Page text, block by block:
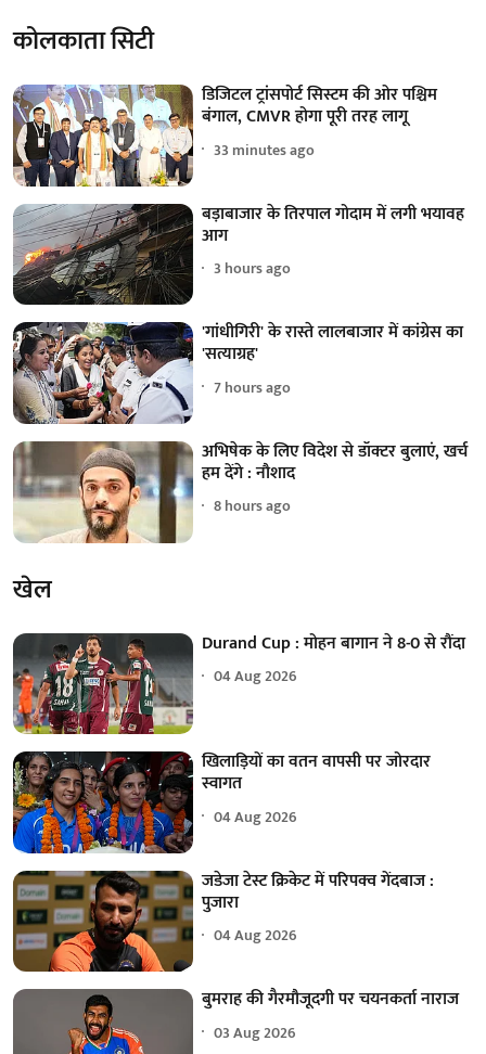
कोलकाता सिटी
डिजिटल ट्रांसपोर्ट सिस्टम की ओर पश्चिम
बंगाल, CMVR होगा पूरी तरह लागू
33 minutes ago
बड़ाबाजार के तिरपाल गोदाम में लगी भयावह
आग
3 hours ago
'गांधीगिरी' के रास्ते लालबाजार में कांग्रेस का
'सत्याग्रह'
7 hours ago
अभिषेक के लिए विदेश से डॉक्टर बुलाएं, खर्च
हम देंगे : नौशाद
8 hours ago
खेल
Durand Cup : मोहन बागान ने 8-0 से रौंदा
04 Aug 2026
खिलाड़ियों का वतन वापसी पर जोरदार
स्वागत
04 Aug 2026
जडेजा टेस्ट क्रिकेट में परिपक्व गेंदबाज :
पुजारा
04 Aug 2026
बुमराह की गैरमौजूदगी पर चयनकर्ता नाराज
03 Aug 2026